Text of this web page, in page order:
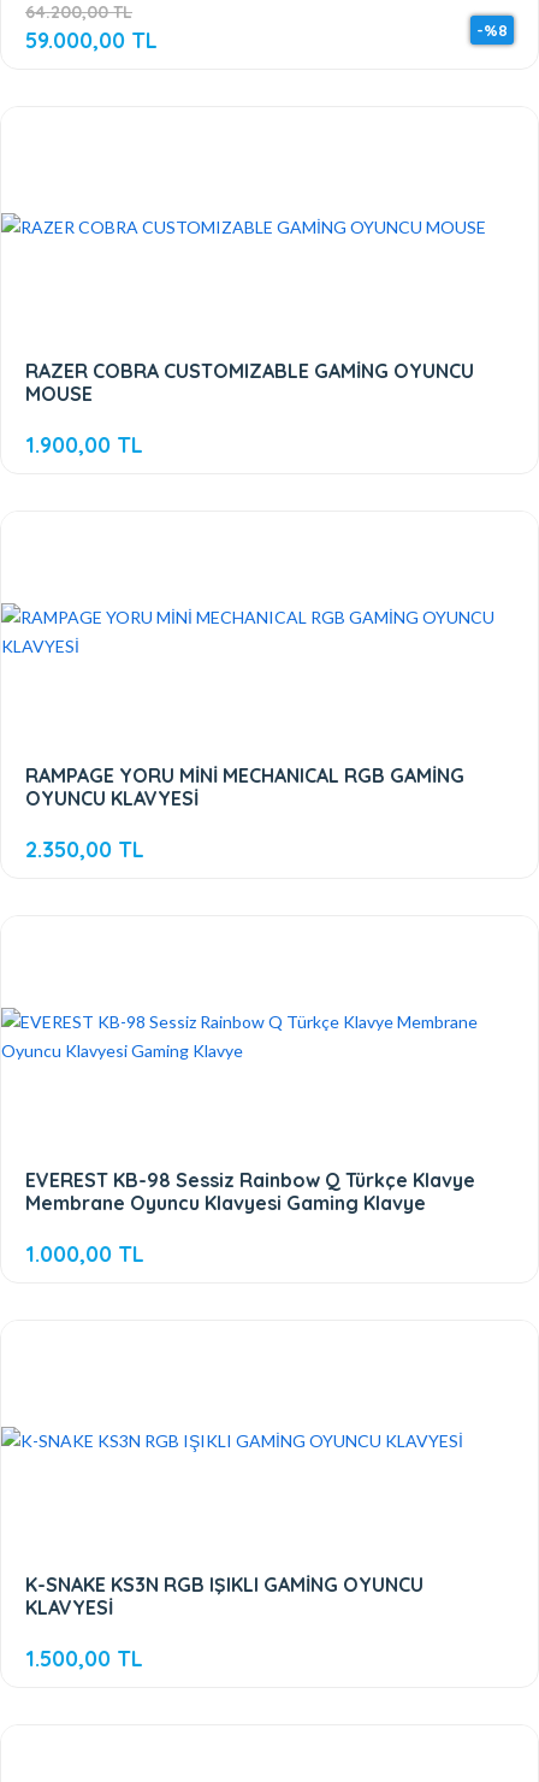
64.200,00 TL
-%8
59.000,00 TL
RAZER COBRA CUSTOMIZABLE GAMİNG OYUNCU
MOUSE
1.900,00 TL
RAMPAGE YORU MİNİ MECHANICAL RGB GAMİNG
OYUNCU KLAVYESİ
2.350,00 TL
EVEREST KB-98 Sessiz Rainbow Q Türkçe Klavye
Membrane Oyuncu Klavyesi Gaming Klavye
1.000,00 TL
K-SNAKE KS3N RGB IŞIKLI GAMİNG OYUNCU
KLAVYESİ
1.500,00 TL